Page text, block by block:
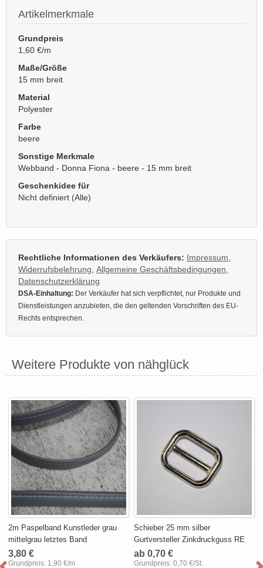
Artikelmerkmale
Grundpreis
1,60 €/m
Maße/Größe
15 mm breit
Material
Polyester
Farbe
beere
Sonstige Merkmale
Webband - Donna Fiona - beere - 15 mm breit
Geschenkidee für
Nicht definiert (Alle)
Rechtliche Informationen des Verkäufers: Impressum
Widerrufsbelehrung Allgemeine Geschäftsbedingungen
Datenschutzerklärung
DSA-Einhaltung: Der Verkäufer hat sich verpflichtet, nur Produkte und
Dienstleistungen anzubieten, die den geltenden Vorschriften des EU-
Rechts entsprechen.
Weitere Produkte von nähglück
2m Paspelband Kunstleder grau
mittelgrau letztes Band
3,80 €
Grundpreis: 1,90 €/m
Schieber 25 mm silber
Gurtversteller Zinkdruckguss RE
ab 0,70 €
Grundpreis:0,70 €/St.